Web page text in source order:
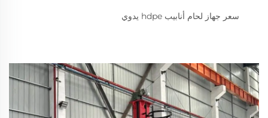
سعر جهاز لحام أنابيب hdpe يدوي